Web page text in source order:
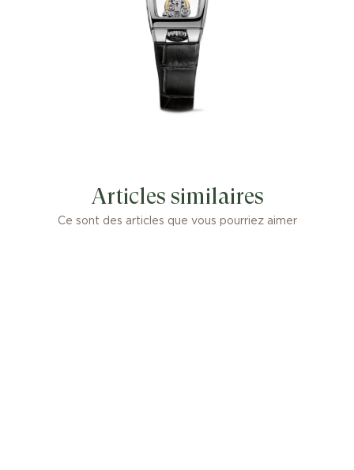
Articles similaires
Ce sont des articles que vous pourriez aimer